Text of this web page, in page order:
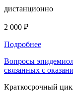
дистанционно
2 000 ₽
Подробнее
Вопросы
связанных с
Краткосрочный